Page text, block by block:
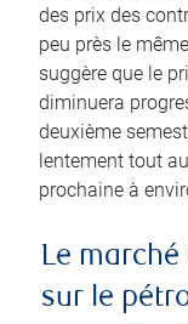
des prix des
peu près le
suggère que le
diminuera
deuxième
lentement tout
prochaine à
Le
sur le